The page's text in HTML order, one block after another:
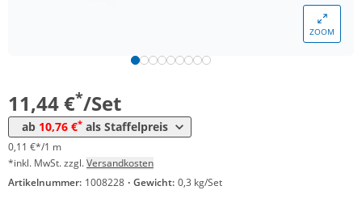
ZOOM
11,44 €*/Set
ab 10,76 €* als Staffelpreis
0,11 €*/1 m
*inkl. MwSt. zzgl.Versandkosten
Artikelnummer: 1008228 · Gewicht: 0,3 kg/Set